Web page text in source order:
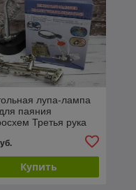
лупа-лампа
паяния
Третья рука
90х2.5мм
Купить